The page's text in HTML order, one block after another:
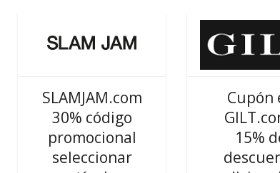
SLAMJAM.com
30% código
promocional
seleccionar
Cupón
15%